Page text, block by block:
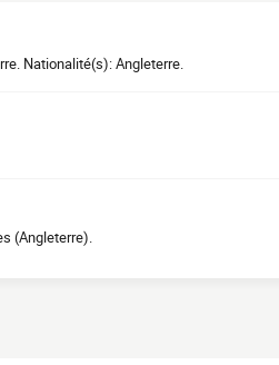
Nationalité(s): Angleterre.
(Angleterre).